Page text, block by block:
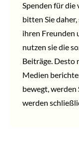
Spenden für die
bitten Sie
ihren Freunden
nutzen sie die
Beiträge. Desto
Medien
bewegt,
werden